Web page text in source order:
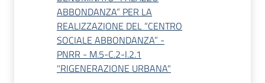
ABBONDANZA” PER LA
REALIZZAZIONE DEL “CENTRO
SOCIALE ABBONDANZA” -
PNRR - M.5-C.2-I.2.1
"RIGENERAZIONE URBANA"